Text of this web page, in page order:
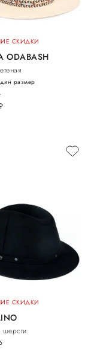
СКИДКИ
ODABASH
размер
СКИДКИ